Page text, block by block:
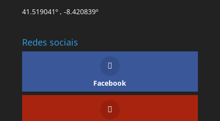
41.519041º , -8.420839º
Redes sociais
Facebook